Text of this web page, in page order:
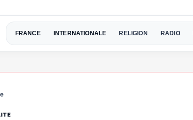
FRANCE INTERNATIONALE RELIGION RADIO